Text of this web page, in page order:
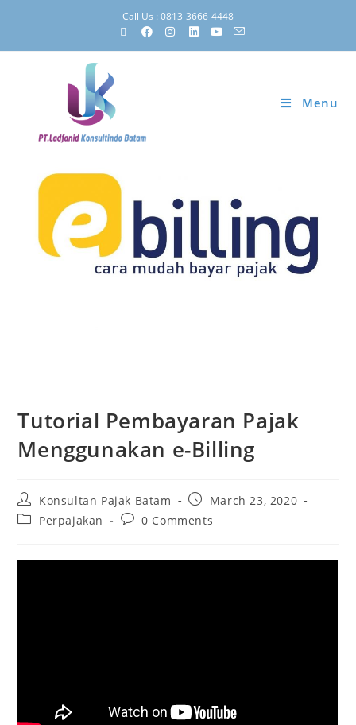
Call Us : 0813-3666-4448
Menu
Tutorial Pembayaran Pajak
Menggunakan e-Billing
Konsultan Pajak Batam
March 23, 2020
Perpajakan
0 Comments